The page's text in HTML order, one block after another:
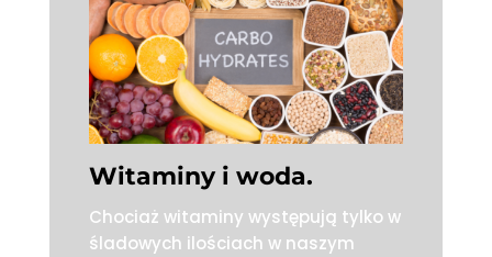
Witaminy i woda.
Chociaż witaminy występują tylko w
śladowych ilościach w naszym